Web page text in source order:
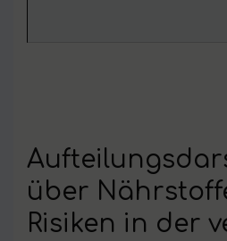
über
Risiken in der